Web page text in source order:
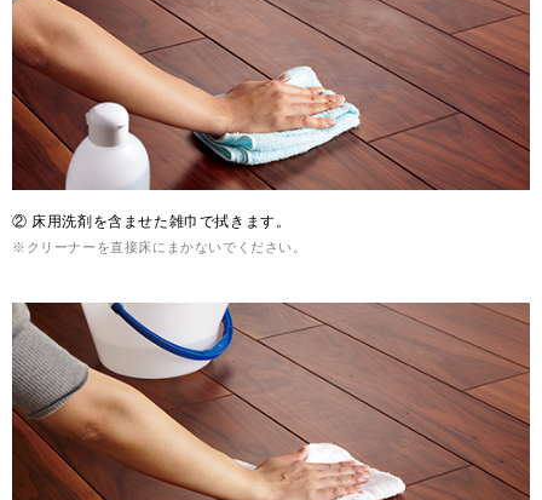
② 床用洗剤を含ませた雑巾で拭きます。
※クリーナーを直接床にまかないでください。